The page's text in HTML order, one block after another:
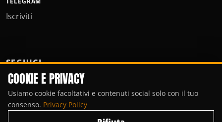
Iscriviti
SEGUICI
COOKIE E PRIVACY
Usiamo cookie facoltativi e contenuti social solo con il tuo
consenso. Privacy Policy